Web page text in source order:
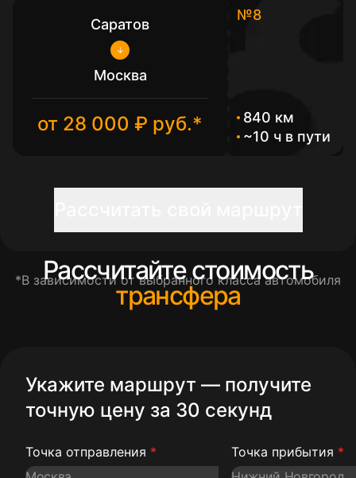
Саратов
Москва
от 28 000 ₽ руб.*
№8
840 км
~10 ч в пути
*В зависимости от выбранного класса автомобиля
Рассчитайте стоимость
трансфера
Укажите маршрут — получите
точную цену за 30 секунд
Точка отправления * Точка прибытия *